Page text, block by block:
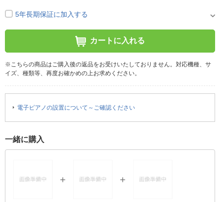
5年長期保証に加入する
カートに入れる
※こちらの商品はご購入後の返品をお受けいたしておりません。対応機種、サ
イズ、種類等、再度お確かめの上お求めください。
電子ピアノの設置について～ご確認ください
一緒に購入